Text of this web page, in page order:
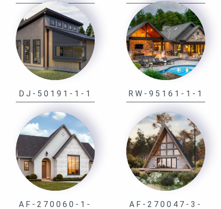
DJ-50191-1-1 RW-95161-1-1
AF-270060-1-
AF-270047-3-